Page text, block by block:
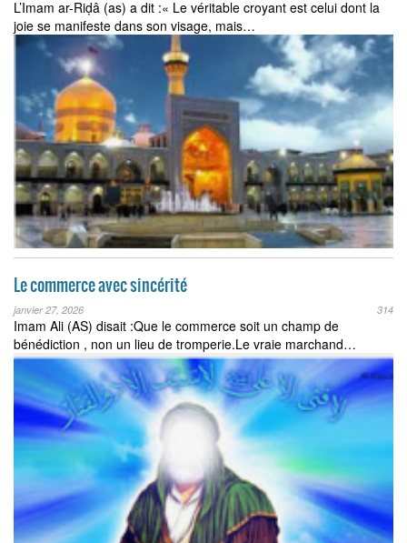
L’Imam ar-Riḍâ (as) a dit :« Le véritable croyant est celui dont la
joie se manifeste dans son visage, mais…
Le commerce avec sincérité
janvier 27, 2026 314
Imam Ali (AS) disait :Que le commerce soit un champ de
bénédiction , non un lieu de tromperie.Le vraie marchand…